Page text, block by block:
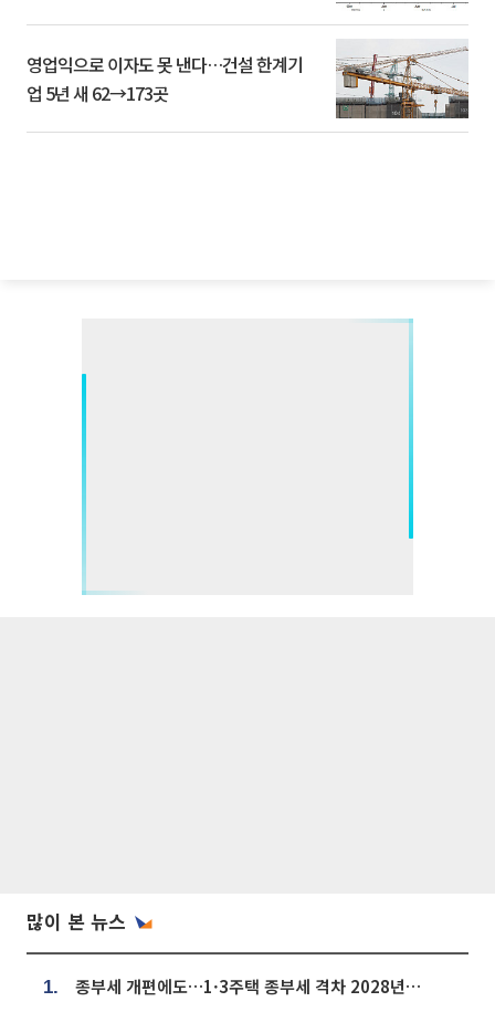
영업익으로 이자도 못 낸다…건설 한계기
업 5년 새 62→173곳
많이 본 뉴스
1. 종부세 개편에도…1·3주택 종부세 격차 2028년부터 확대